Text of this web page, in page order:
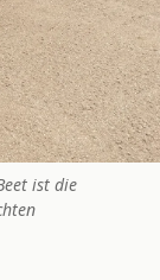
ist die